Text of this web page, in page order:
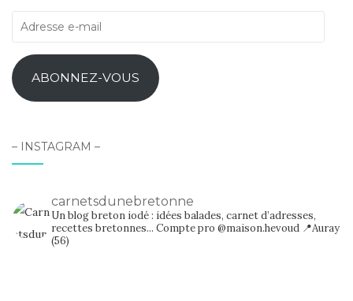
Adresse
mail
ABONNEZ-VOUS
– INSTAGRAM –
carnetsdunebretonne
Un blog breton iodé : idées balades, carnet d’adresses,
recettes bretonnes... Compte pro @maison.hevoud 📍Auray
(56)